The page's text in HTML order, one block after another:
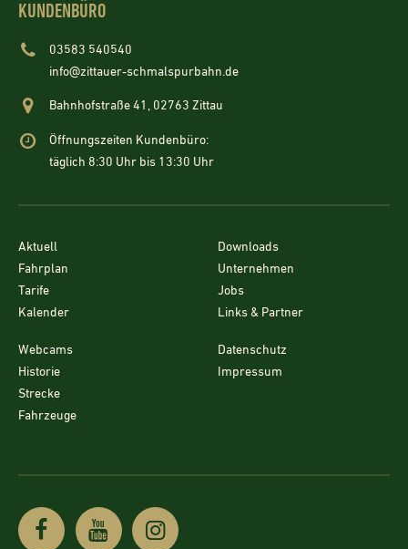
KUNDENBÜRO
03583 540540
info@zittauer-schmalspurbahn.de
Bahnhofstraße 41, 02763 Zittau
Öffnungszeiten Kundenbüro:
täglich 8:30 Uhr bis 13:30 Uhr
Aktuell
Fahrplan
Tarife
Kalender
Downloads
Unternehmen
Jobs
Links & Partner
Webcams
Historie
Strecke
Fahrzeuge
Datenschutz
Impressum